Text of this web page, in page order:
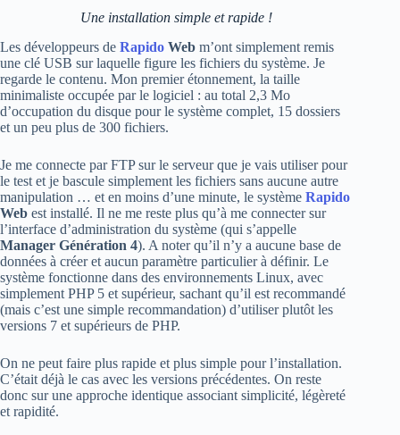
Une installation simple et rapide !
Les développeurs de Rapido Web m’ont simplement remis
une clé USB sur laquelle figure les fichiers du système. Je
regarde le contenu. Mon premier étonnement, la taille
minimaliste occupée par le logiciel : au total 2,3 Mo
d’occupation du disque pour le système complet, 15 dossiers
et un peu plus de 300 fichiers.
Je me connecte par FTP sur le serveur que je vais utiliser pour
le test et je bascule simplement les fichiers sans aucune autre
manipulation … et en moins d’une minute, le système Rapido
Web est installé. Il ne me reste plus qu’à me connecter sur
l’interface d’administration du système (qui s’appelle
Manager Génération 4). A noter qu’il n’y a aucune base de
données à créer et aucun paramètre particulier à définir. Le
système fonctionne dans des environnements Linux, avec
simplement PHP 5 et supérieur, sachant qu’il est recommandé
(mais c’est une simple recommandation) d’utiliser plutôt les
versions 7 et supérieurs de PHP.
On ne peut faire plus rapide et plus simple pour l’installation.
C’était déjà le cas avec les versions précédentes. On reste
donc sur une approche identique associant simplicité, légèreté
et rapidité.